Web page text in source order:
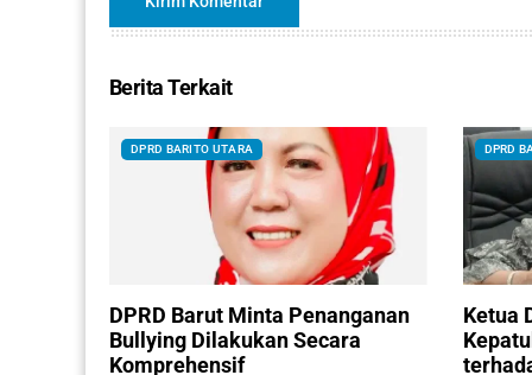
Berita Terkait
DPRD BARITO UTARA
DPRD Barut Minta Penanganan
Bullying Dilakukan Secara
Komprehensif
DPRD
Ketua